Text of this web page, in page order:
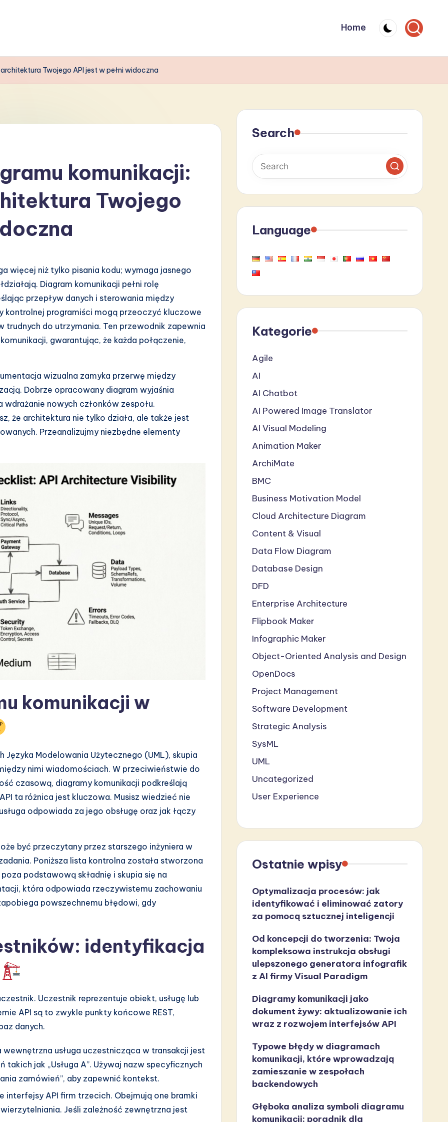
Home
Twojego API jest w pełni widoczna
komunikacji:
Twojego
więcej niż tylko pisania kodu; wymaga jasnego
Diagram komunikacji pełni rolę
przepływ danych i sterowania między
kontrolnej programiści mogą przeoczyć kluczowe
do utrzymania. Ten przewodnik zapewnia
gwarantując, że każda połączenie,
wizualna zamyka przerwę między
Dobrze opracowany diagram wyjaśnia
nowych członków zespołu.
że architektura nie tylko działa, ale także jest
Przeanalizujmy niezbędne elementy
komunikacji w
Języka Modelowania Użytecznego (UML), skupia
nimi wiadomościach. W przeciwieństwie do
czasową, diagramy komunikacji podkreślają
ta różnica jest kluczowa. Musisz wiedzieć nie
odpowiada za jego obsługę oraz jak łączy
być przeczytany przez starszego inżyniera w
Poniższa lista kontrolna została stworzona
podstawową składnię i skupia się na
która odpowiada rzeczywistemu zachowaniu
powszechnemu błędowi, gdy
identyfikacja
Uczestnik reprezentuje obiekt, usługę lub
API są to zwykle punkty końcowe REST,
danych.
wewnętrzna usługa uczestnicząca w transakcji jest
jak „Usługa A”. Używaj nazw specyficznych
zamówień”, aby zapewnić kontekst.
interfejsy API firm trzecich. Obejmują one bramki
Jeśli zależność zewnętrzna jest
Search
Language
Kategorie
Agile
AI
AI Chatbot
AI Powered Image Translator
AI Visual Modeling
Animation Maker
ArchiMate
BMC
Business Motivation Model
Cloud Architecture Diagram
Content & Visual
Data Flow Diagram
Database Design
DFD
Enterprise Architecture
Flipbook Maker
Infographic Maker
Object-Oriented Analysis and Design
OpenDocs
Project Management
Software Development
Strategic Analysis
SysML
UML
Uncategorized
User Experience
Ostatnie wpisy
Optymalizacja procesów: jak
identyfikować i eliminować zatory
za pomocą sztucznej inteligencji
Od koncepcji do tworzenia: Twoja
kompleksowa instrukcja obsługi
ulepszonego generatora infografik
z AI firmy Visual Paradigm
Diagramy komunikacji jako
dokument żywy: aktualizowanie ich
wraz z rozwojem interfejsów API
Typowe błędy w diagramach
komunikacji, które wprowadzają
zamieszanie w zespołach
backendowych
Głęboka analiza symboli diagramu
komunikacji: poradnik dla